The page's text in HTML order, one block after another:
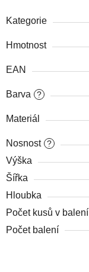
Kategorie
Hmotnost
EAN
?
Barva
Materiál
?
Nosnost
Výška
Šířka
Hloubka
Počet kusů v balení
Počet balení